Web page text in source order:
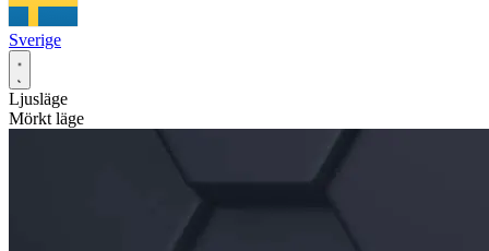
Sverige
Ljusläge
Mörkt läge